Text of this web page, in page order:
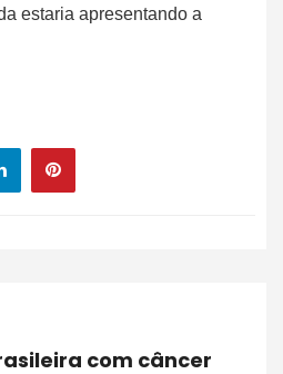
estaria apresentando a
com câncer